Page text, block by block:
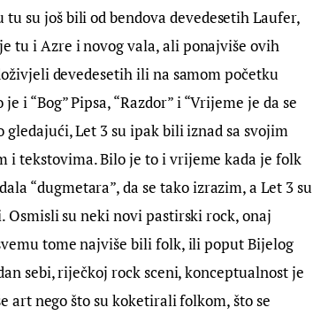
su još bili od bendova devedesetih Laufer,
tu i Azre i novog vala, ali ponajviše ovih
devedesetih ili na samom početku
i “Bog” Pipsa, “Razdor” i “Vrijeme je da se
Let 3 su ipak bili iznad sa svojim
i tekstovima. Bilo je to i vrijeme kada je folk
“dugmetara”, da se tako izrazim, a Let 3 su
su neki novi pastirski rock, onaj
tome najviše bili folk, ili poput Bijelog
sebi, riječkoj rock sceni, konceptualnost je
art nego što su koketirali folkom, što se